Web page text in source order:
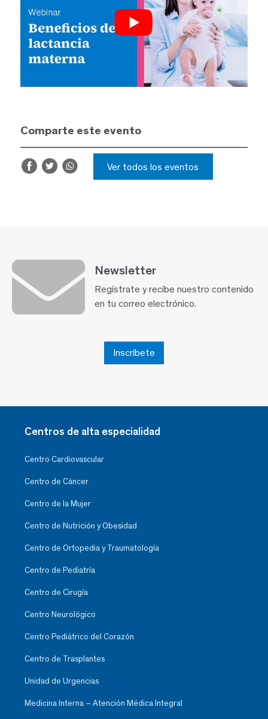
Comparte este evento
Ver todos los eventos
Newsletter
Regístrate y recibe nuestro contenido
en tu correo electrónico.
Inscríbete
Centros de alta especialidad
Centro Cardiovascular
Centro de Cáncer
Centro de la Mujer
Centro de Nutrición y Obesidad
Centro de Ortopedia y Traumatología
Centro de Pediatría
Centro de Cirugía
Centro Neurológico
Centro Pediátrico del Corazón
Centro de Trasplantes
Unidad de Urgencias
Medicina Interna – Atención Médica Integral